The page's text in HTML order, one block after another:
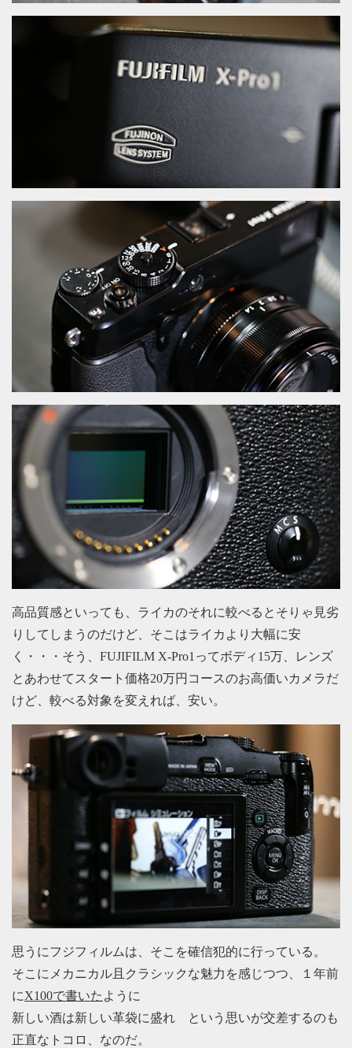
高品質感といっても、ライカのそれに較べるとそりゃ見劣
りしてしまうのだけど、そこはライカより大幅に安
く・・・そう、FUJIFILM X-Pro1ってボディ15万、レンズ
とあわせてスタート価格20万円コースのお高価いカメラだ
けど、較べる対象を変えれば、安い。
思うにフジフィルムは、そこを確信犯的に行っている。
そこにメカニカル且クラシックな魅力を感じつつ、１年前
にX100で書いた ように
新しい酒は新しい革袋に盛れ という思いが交差するのも
正直なトコロ、なのだ。